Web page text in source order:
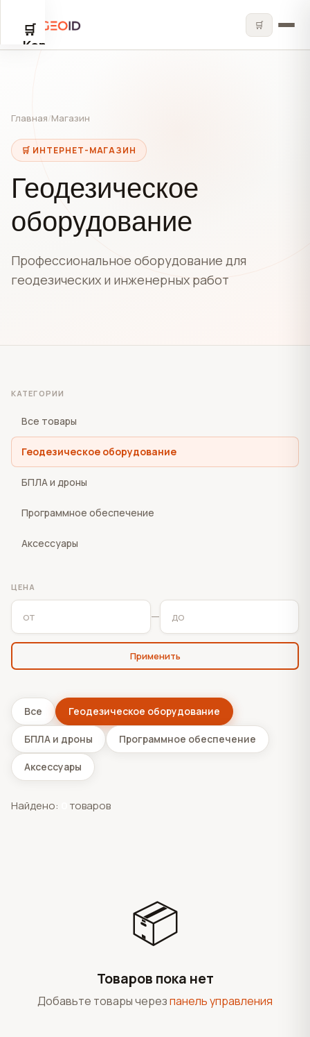
🛒
🛒
Корзина
🛒
пуста
Главная/Магазин
🛒 ИНТЕРНЕТ-МАГАЗИН
Геодезическое
оборудование
Профессиональное оборудование для
геодезических и инженерных работ
КАТЕГОРИИ
Все товары
Геодезическое оборудование
БПЛА и дроны
Программное обеспечение
Аксессуары
ЦЕНА
—
Применить
Все Геодезическое оборудование
БПЛА и дроны Программное обеспечение
Аксессуары
Найдено: товаров
📦
Товаров пока нет
Добавьте товары черезпанель управления